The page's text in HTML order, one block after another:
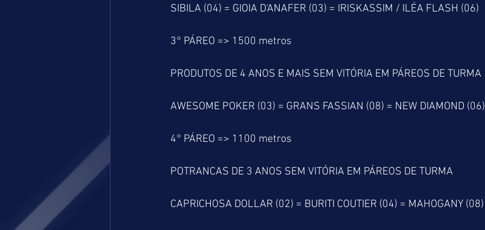
SIBILA (04) = GIOIA D'ANAFER (03) = IRISKASSIM / ILÉA FLASH (06)
3° PÁREO => 1500 metros
PRODUTOS DE 4 ANOS E MAIS SEM VITÓRIA EM PÁREOS DE TURMA
AWESOME POKER (03) = GRANS FASSIAN (08) = NEW DIAMOND (06)
4° PÁREO => 1100 metros
POTRANCAS DE 3 ANOS SEM VITÓRIA EM PÁREOS DE TURMA
CAPRICHOSA DOLLAR (02) = BURITI COUTIER (04) = MAHOGANY (08)